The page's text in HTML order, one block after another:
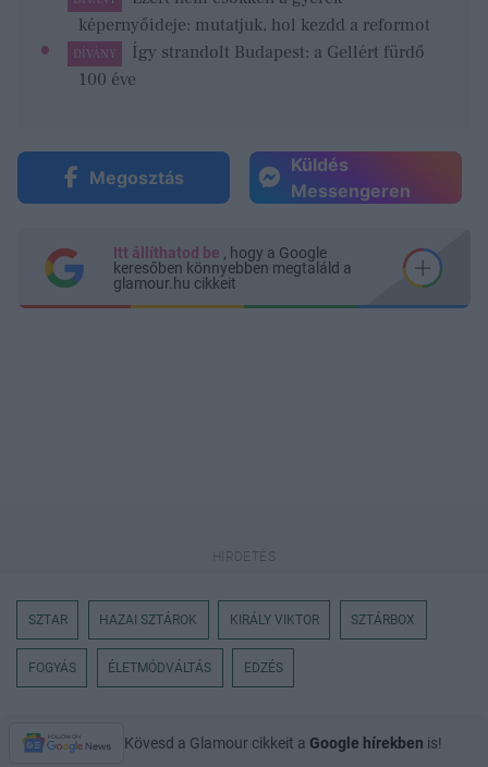
képernyőideje: mutatjuk, hol kezdd a reformot
DÍVÁNY
Így strandolt Budapest: a Gellért fürdő
100 éve
Megosztás
Küldés
Messengeren
Itt állíthatod be , hogy a Google
keresőben könnyebben megtaláld a
glamour.hu cikkeit
SZTAR HAZAI SZTÁROK KIRÁLY VIKTOR SZTÁRBOX
FOGYÁS ÉLETMÓDVÁLTÁS EDZÉS
Kövesd a Glamour cikkeit a Google hírekben is!